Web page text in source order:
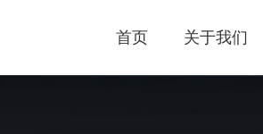
首页 关于我们